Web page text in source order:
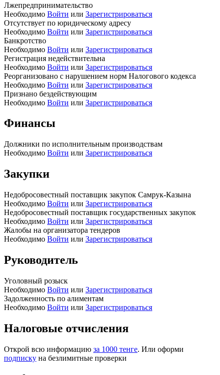
Лжепредпринимательство
Необходимо Войти или Зарегистрироваться
Отсутствует по юридическому адресу
Необходимо Войти или Зарегистрироваться
Банкротство
Необходимо Войти или Зарегистрироваться
Регистрация недействительна
Необходимо Войти или Зарегистрироваться
Реорганизовано с нарушением норм Налогового кодекса
Необходимо Войти или Зарегистрироваться
Признано бездействующим
Необходимо Войти или Зарегистрироваться
Финансы
Должники по исполнительным производствам
Необходимо Войти или Зарегистрироваться
Закупки
Недобросовестный поставщик закупок Самрук-Казына
Необходимо Войти или Зарегистрироваться
Недобросовестный поставщик государственных закупок
Необходимо Войти или Зарегистрироваться
Жалобы на организатора тендеров
Необходимо Войти или Зарегистрироваться
Руководитель
Уголовный розыск
Необходимо Войти или Зарегистрироваться
Задолженность по алиментам
Необходимо Войти или Зарегистрироваться
Налоговые отчисления
Открой всю информацию за 1000 тенге. Или оформи
подписку на безлимитные проверки